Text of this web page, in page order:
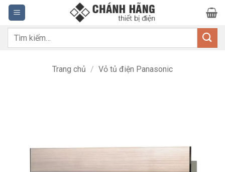
Bỏ
qua
nội
dung
Tìm
Trang chủ / Vỏ tủ điện Panasonic